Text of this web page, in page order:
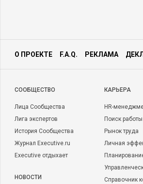
О ПРОЕКТЕ F.A.Q. РЕКЛАМА
CООБЩЕСТВО
Лица Сообщества
Лига экспертов
История Сообщества
Журнал Executive.ru
Executive отдыхает
НОВОСТИ
КАРЬЕРА
HR-
Поиск работы
Рынок труда
Личная
Справочник